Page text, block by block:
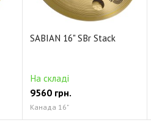
SABIAN 16" SBr Stack
На складі
9560 грн.
Канада 16"